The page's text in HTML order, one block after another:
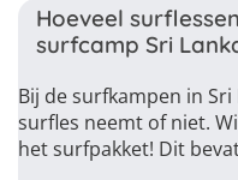
Hoeveel
surfcamp Sri
Bij de surfkampen in
surfles neemt of niet.
het surfpakket! Dit